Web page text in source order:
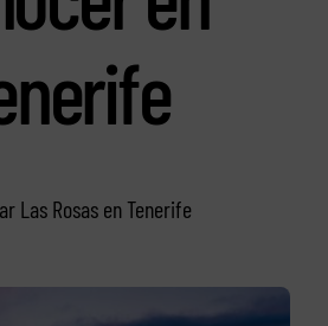
Las Rosas en Tenerife